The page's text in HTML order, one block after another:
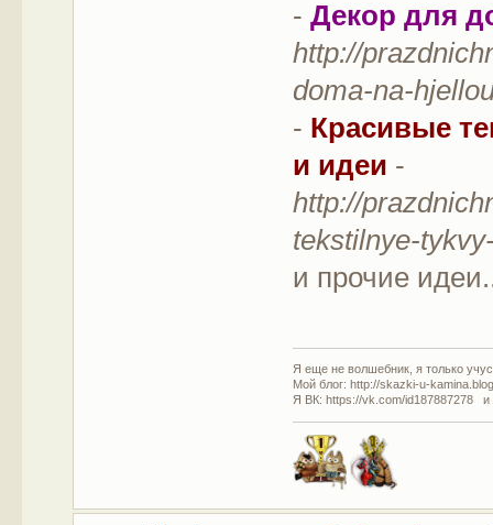
-Декор для
http://
doma-na-
- Красивые
и идеи -
http://
tekstilnye-
и прочие
Я еще не волшебник, я только
Мой блог: http://skazki-u-
Я ВК: https://vk.com/id187887278 и